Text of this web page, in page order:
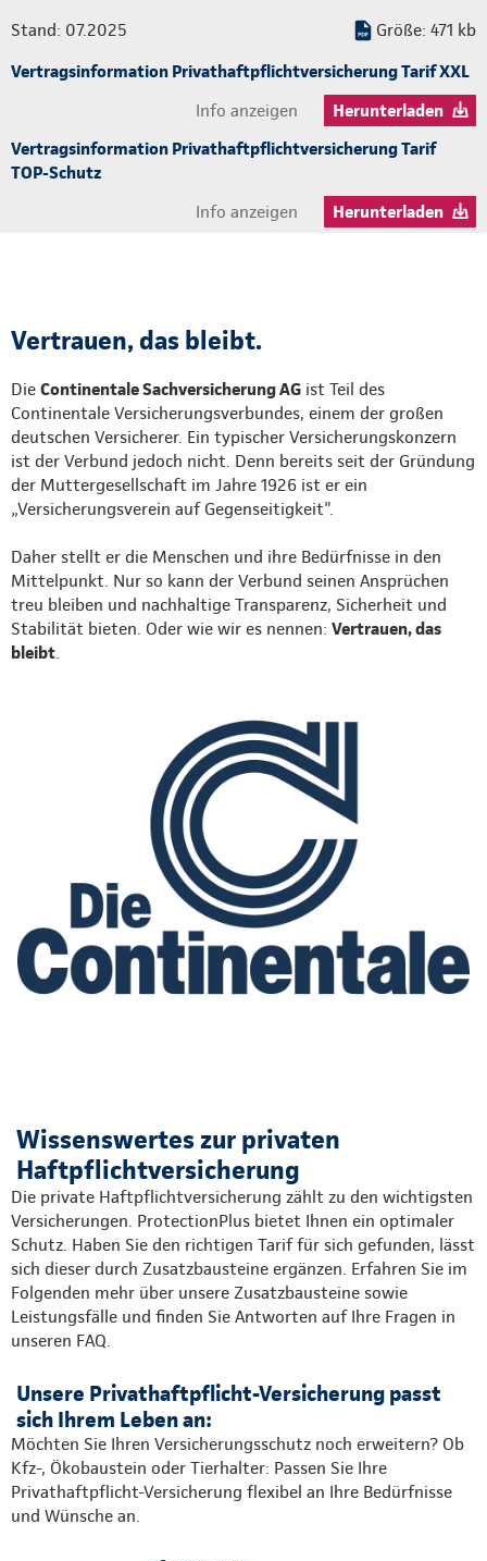
Stand: 07.2025
Größe: 471 kb
Vertragsinformation Privathaftpflichtversicherung Tarif XXL
Info anzeigen
Herunterladen
Vertragsinformation Privathaftpflichtversicherung Tarif
TOP-Schutz
Info anzeigen
Herunterladen
Vertrauen, das bleibt.
Die Continentale Sachversicherung AG ist Teil des
Continentale Versicherungsverbundes, einem der großen
deutschen Versicherer. Ein typischer Versicherungskonzern
ist der Verbund jedoch nicht. Denn bereits seit der Gründung
der Muttergesellschaft im Jahre 1926 ist er ein
„Versicherungsverein auf Gegenseitigkeit".
Daher stellt er die Menschen und ihre Bedürfnisse in den
Mittelpunkt. Nur so kann der Verbund seinen Ansprüchen
treu bleiben und nachhaltige Transparenz, Sicherheit und
Stabilität bieten. Oder wie wir es nennen: Vertrauen, das
bleibt.
Wissenswertes zur privaten
Haftpflichtversicherung
Die private Haftpflichtversicherung zählt zu den wichtigsten
Versicherungen. ProtectionPlus bietet Ihnen ein optimaler
Schutz. Haben Sie den richtigen Tarif für sich gefunden, lässt
sich dieser durch Zusatzbausteine ergänzen. Erfahren Sie im
Folgenden mehr über unsere Zusatzbausteine sowie
Leistungsfälle und finden Sie Antworten auf Ihre Fragen in
unseren FAQ.
Unsere Privathaftpflicht-Versicherung passt
sich Ihrem Leben an:
Möchten Sie Ihren Versicherungsschutz noch erweitern? Ob
Kfz-, Ökobaustein oder Tierhalter: Passen Sie Ihre
Privathaftpflicht-Versicherung flexibel an Ihre Bedürfnisse
und Wünsche an.